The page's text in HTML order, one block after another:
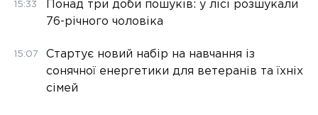
15:33
Понад три доби пошуків: у лісі розшукали
76-річного чоловіка
15:07
Стартує новий набір на навчання із
сонячної енергетики для ветеранів та їхніх
сімей